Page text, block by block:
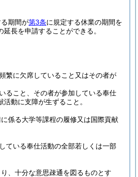
期間が第3条に規定する休業の期間を
長を申請することができる。
繁に欠席していること又はその者が
ること、その者が参加している奉仕
動に支障が生ずること。
係る大学等課程の履修又は国際貢献
ている奉仕活動の全部若しくは一部
、十分な意思疎通を図るものとす